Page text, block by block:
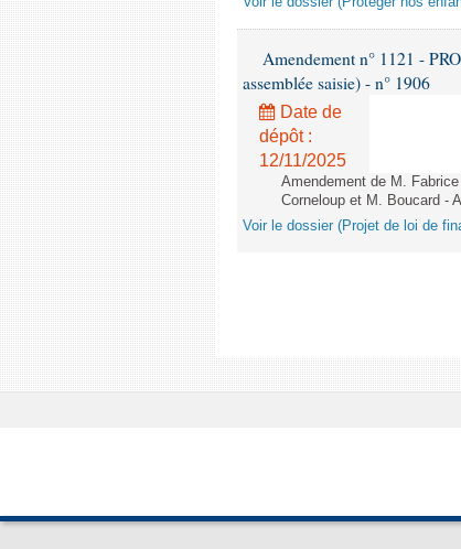
Amendement n° 1121 -
assemblée saisie) - n° 1906
Date de
dépôt :
12/11/2025
Amendement de M.
Corneloup et M. Boucard -
Voir le dossier (Projet de loi de